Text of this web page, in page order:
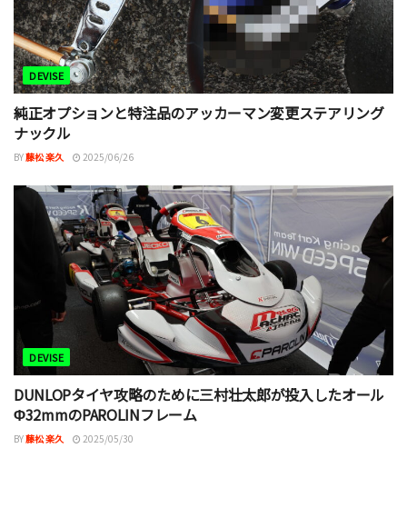
DEVISE
純正オプションと特注品のアッカーマン変更ステアリング
ナックル
BY藤松 楽久 2025/06/26
DEVISE
DUNLOPタイヤ攻略のために三村壮太郎が投入したオール
Φ32mmのPAROLINフレーム
BY藤松 楽久 2025/05/30